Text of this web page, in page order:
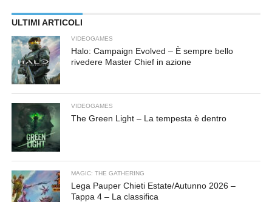
ULTIMI ARTICOLI
VIDEOGAMES
Halo: Campaign Evolved – È sempre bello
rivedere Master Chief in azione
VIDEOGAMES
The Green Light – La tempesta è dentro
MAGIC: THE GATHERING
Lega Pauper Chieti Estate/Autunno 2026 –
Tappa 4 – La classifica